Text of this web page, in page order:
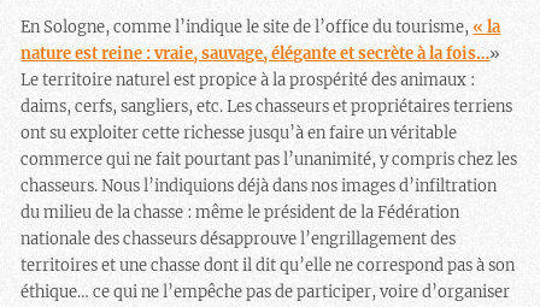
En Sologne, comme l’indique le site de l’office du tourisme,« la
nature est reine : vraie, sauvage, élégante et secrète à la fois…»
Le territoire naturel est propice à la prospérité des animaux :
daims, cerfs, sangliers, etc. Les chasseurs et propriétaires terriens
ont su exploiter cette richesse jusqu’à en faire un véritable
commerce qui ne fait pourtant pas l’unanimité, y compris chez les
chasseurs. Nous l’indiquions déjà dans nos images d’infiltration
du milieu de la chasse : même le président de la Fédération
nationale des chasseurs désapprouve l’engrillagement des
territoires et une chasse dont il dit qu’elle ne correspond pas à son
éthique… ce qui ne l’empêche pas de participer, voire d’organiser